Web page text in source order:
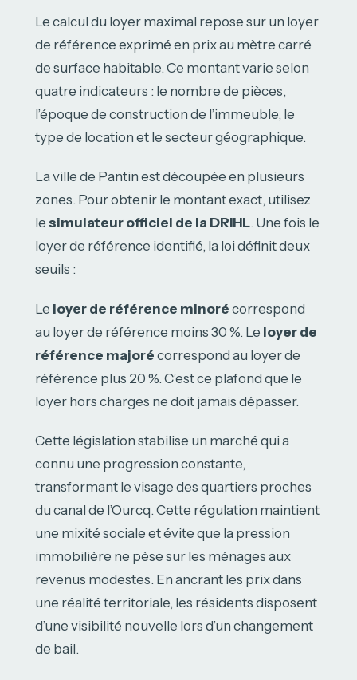
Le calcul du loyer maximal repose sur un loyer
de référence exprimé en prix au mètre carré
de surface habitable. Ce montant varie selon
quatre indicateurs : le nombre de pièces,
l’époque de construction de l’immeuble, le
type de location et le secteur géographique.
La ville de Pantin est découpée en plusieurs
zones. Pour obtenir le montant exact, utilisez
le simulateur officiel de la DRIHL. Une fois le
loyer de référence identifié, la loi définit deux
seuils :
Le loyer de référence minoré correspond
au loyer de référence moins 30 %. Le loyer de
référence majoré correspond au loyer de
référence plus 20 %. C’est ce plafond que le
loyer hors charges ne doit jamais dépasser.
Cette législation stabilise un marché qui a
connu une progression constante,
transformant le visage des quartiers proches
du canal de l’Ourcq. Cette régulation maintient
une mixité sociale et évite que la pression
immobilière ne pèse sur les ménages aux
revenus modestes. En ancrant les prix dans
une réalité territoriale, les résidents disposent
d’une visibilité nouvelle lors d’un changement
de bail.